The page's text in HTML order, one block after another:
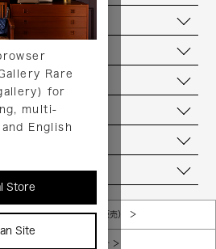
Rare
for
multi-
English
Store
Site
販売規約（店頭販売）
個人情報保護方針